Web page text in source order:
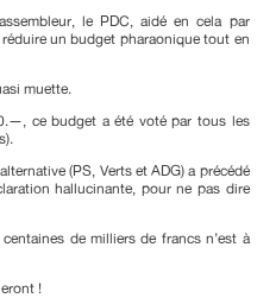
le PDC, aidé en cela par
réduire un budget pharaonique tout en
muette.
ce budget a été voté par tous les
(PS, Verts et ADG) a précédé
hallucinante, pour ne pas dire
de milliers de francs n’est à
!